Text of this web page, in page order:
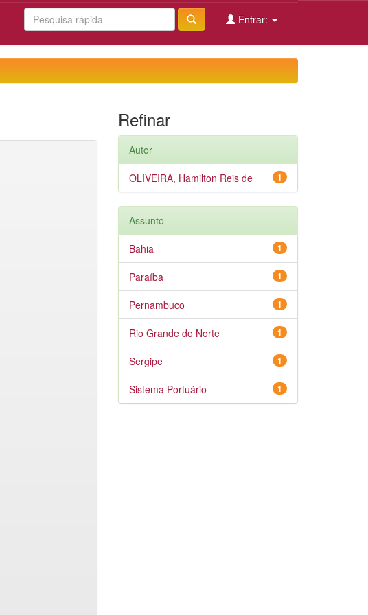
Entrar:
Refinar
Autor
1
OLIVEIRA, Hamilton Reis de
Assunto
1
Bahia
1
Paraíba
1
Pernambuco
1
Rio Grande do Norte
1
Sergipe
1
Sistema Portuário